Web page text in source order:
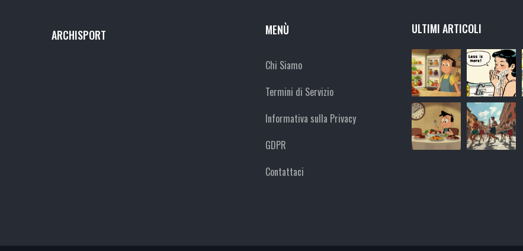
ARCHISPORT MENÙ
Chi Siamo
Termini di Servizio
Informativa sulla Privacy
GDPR
Contattaci
ULTIMI ARTICOLI